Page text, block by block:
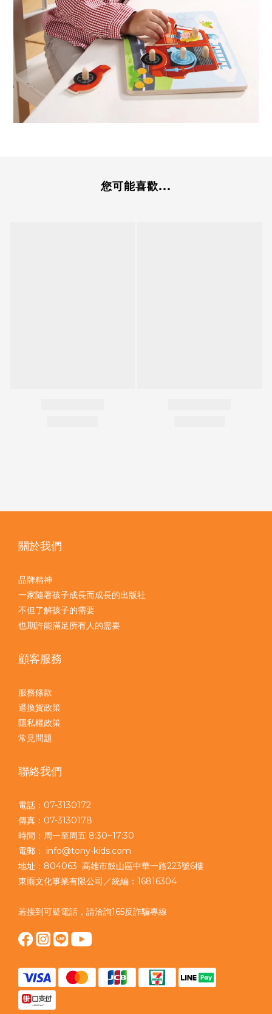
您可能喜歡...
關於我們
品牌精神
一家隨著孩子成長而成長的出版社
不但了解孩子的需要
也期許能滿足所有人的需要
顧客服務
服務條款
退換貨政策
隱私權政策
常見問題
聯絡我們
電話：07-3130172
傳真：07-3130178
時間：周一至周五 8:30~17:30
電郵： info@tony-kids.com
地址：804063 高雄市鼓山區中華一路223號6樓
東雨文化事業有限公司／統編：16816304
若接到可疑電話，請洽詢165反詐騙專線